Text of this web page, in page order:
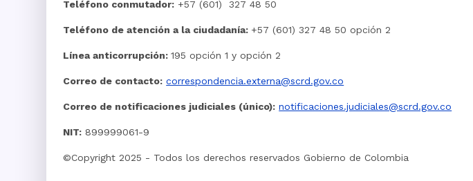
Teléfono conmutador: +57 (601) 327 48 50
Teléfono de atención a la ciudadanía: +57 (601) 327 48 50 opción 2
Línea anticorrupción:195 opción 1 y opción 2
Correo de contacto: correspondencia.externa@scrd.gov.co
Correo de notificaciones judiciales (único): notificaciones.judiciales@scrd.gov.co
NIT: 899999061-9
©Copyright 2025 - Todos los derechos reservados Gobierno de Colombia